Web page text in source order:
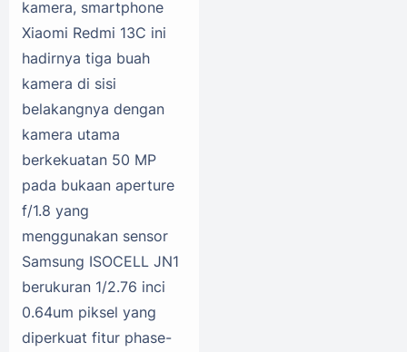
kamera, smartphone
Xiaomi Redmi 13C ini
hadirnya tiga buah
kamera di sisi
belakangnya dengan
kamera utama
berkekuatan 50 MP
pada bukaan aperture
f/1.8 yang
menggunakan sensor
Samsung ISOCELL JN1
berukuran 1/2.76 inci
0.64um piksel yang
diperkuat fitur phase-